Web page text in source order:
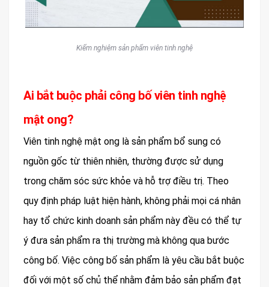
Kiểm nghiệm sản phẩm viên tinh nghệ
Ai bắt buộc phải công bố viên tinh nghệ
mật ong?
Viên tinh nghệ mật ong là sản phẩm bổ sung có
nguồn gốc từ thiên nhiên, thường được sử dụng
trong chăm sóc sức khỏe và hỗ trợ điều trị. Theo
quy định pháp luật hiện hành, không phải mọi cá nhân
hay tổ chức kinh doanh sản phẩm này đều có thể tự
ý đưa sản phẩm ra thị trường mà không qua bước
công bố. Việc công bố sản phẩm là yêu cầu bắt buộc
đối với một số chủ thể nhằm đảm bảo sản phẩm đạt